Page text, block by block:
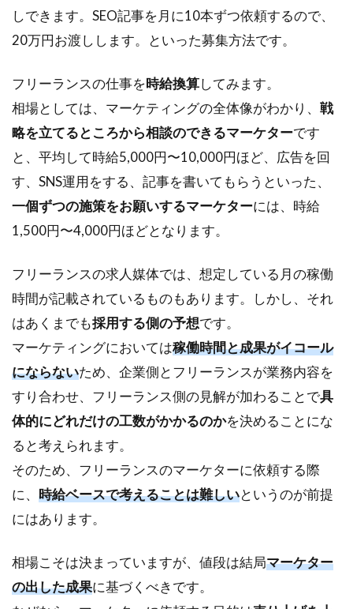
雇
用
し
時
と
の
比
較
フ
リ
ー
ラ
ス
マ
ー
ー
に
任
せ
る3
つ
の
メ
リ
ッ
3.1
①ス
しできます。SEO記事を月に10本ずつ依頼するので、
20万円お渡しします。といった募集方法です。
フリーランスの仕事を時給換算してみます。
相場としては、マーケティングの全体像がわかり、 戦
略を立てるところから相談のできるマーケターです
と、平均して時給5,000円〜10,000円ほど、広告を回
す、SNS運用をする、記事を書いてもらうといった、
一個ずつの施策をお願いするマーケターには、時給
1,500円〜4,000円ほどとなります。
フリーランスの求人媒体では、想定している月の稼働
時間が記載されているものもあります。しかし、それ
はあくまでも採用する側の予想です。
マーケティングにおいては稼働時間と成果がイコール
にならないため、企業側とフリーランスが業務内容を
すり合わせ、フリーランス側の見解が加わることで具
体的にどれだけの工数がかかるのかを決めることにな
ると考えられます。
そのため、フリーランスのマーケターに依頼する際
に、 時給ベースで考えることは難しいというのが前提
にはあります。
相場こそは決まっていますが、値段は結局マーケター
の出した成果に基づくべきです。